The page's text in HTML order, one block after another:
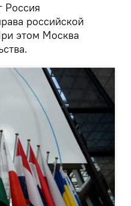
Россия
российской
этом Москва